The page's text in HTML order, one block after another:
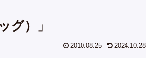
グ）」
2010.08.25 2024.10.28